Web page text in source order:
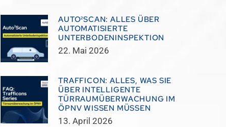
AUTO²SCAN: ALLES ÜBER
AUTOMATISIERTE
UNTERBODENINSPEKTION
22. Mai 2026
TRAFFICON: ALLES, WAS SIE
ÜBER INTELLIGENTE
TÜRRAUMÜBERWACHUNG IM
ÖPNV WISSEN MÜSSEN
13. April 2026